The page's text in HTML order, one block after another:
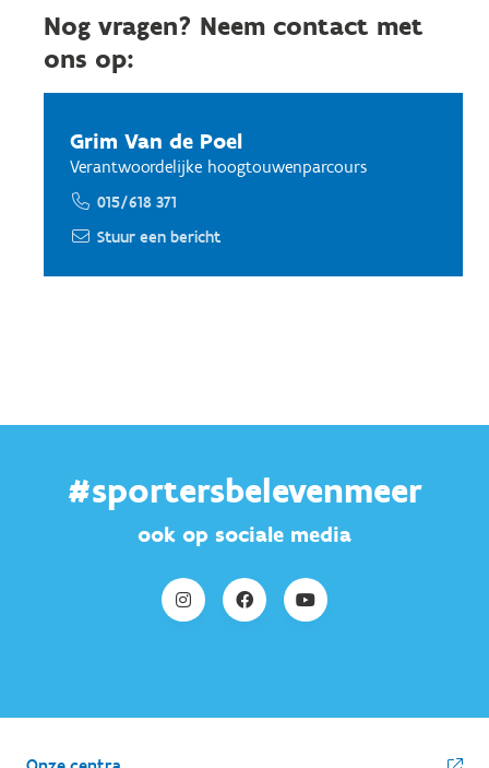
Nog vragen? Neem contact met
ons op:
Grim Van de Poel
Verantwoordelijke hoogtouwenparcours
015/618 371
Stuur een bericht
#sportersbelevenmeer
ook op sociale media